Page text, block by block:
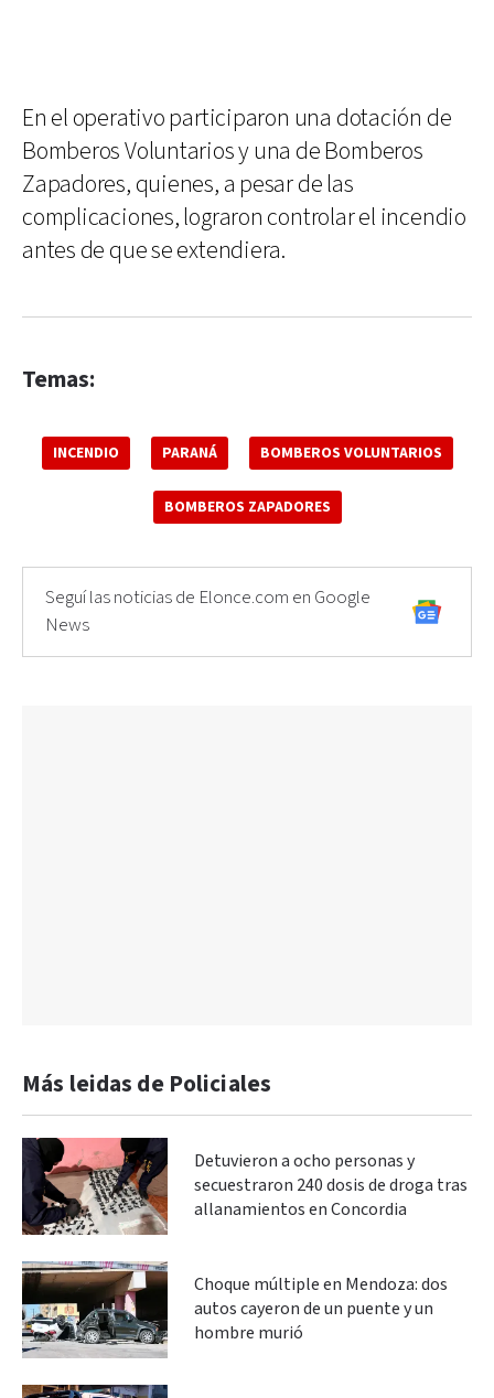
En el operativo participaron una dotación de
Bomberos Voluntarios y una de Bomberos
Zapadores, quienes, a pesar de las
complicaciones, lograron controlar el incendio
antes de que se extendiera.
Temas:
INCENDIO PARANÁ BOMBEROS VOLUNTARIOS
BOMBEROS ZAPADORES
Seguí las noticias de Elonce.com en Google
News
Más leidas de Policiales
Detuvieron a ocho personas y
secuestraron 240 dosis de droga tras
allanamientos en Concordia
Choque múltiple en Mendoza: dos
autos cayeron de un puente y un
hombre murió